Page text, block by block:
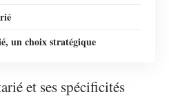
un choix stratégique
et ses spécificités